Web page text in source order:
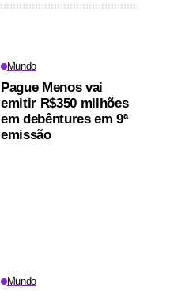
Mundo
Pague Menos vai
emitir R$350 milhões
em debêntures em 9ª
emissão
Mundo